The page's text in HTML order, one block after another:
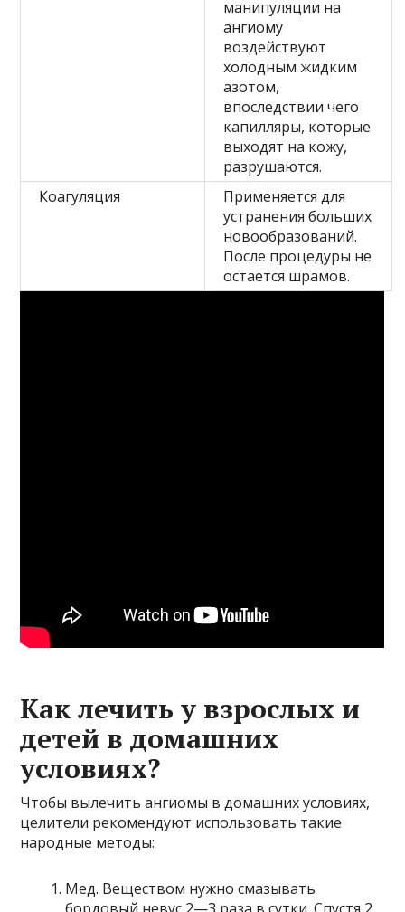
манипуляции на
ангиому
воздействуют
холодным жидким
азотом,
впоследствии чего
капилляры, которые
выходят на кожу,
разрушаются.
Коагуляция
Применяется для
устранения больших
новообразований.
После процедуры не
остается шрамов.
Как лечить у взрослых и
детей в домашних
условиях?
Чтобы вылечить ангиомы в домашних условиях,
целители рекомендуют использовать такие
народные методы:
Мед. Веществом нужно смазывать